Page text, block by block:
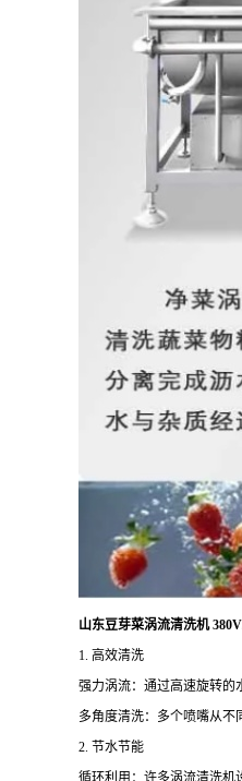
山东豆芽菜涡流清洗机
1. 高效清洗
强力涡流：通过高速旋转的
多角度清洗：多个喷嘴从不
2. 节水节能
循环利用：许多涡流清洗机